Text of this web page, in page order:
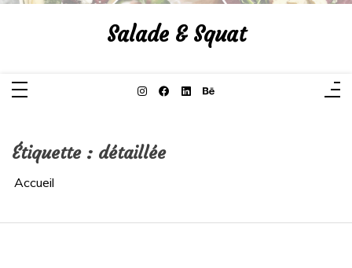
Aller
Salade & Squat
Étiquette : détaillée
Accueil